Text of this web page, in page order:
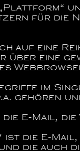
für die
auf eine
über eine
im
gehören
E-Mail,
ist die E-
die auch